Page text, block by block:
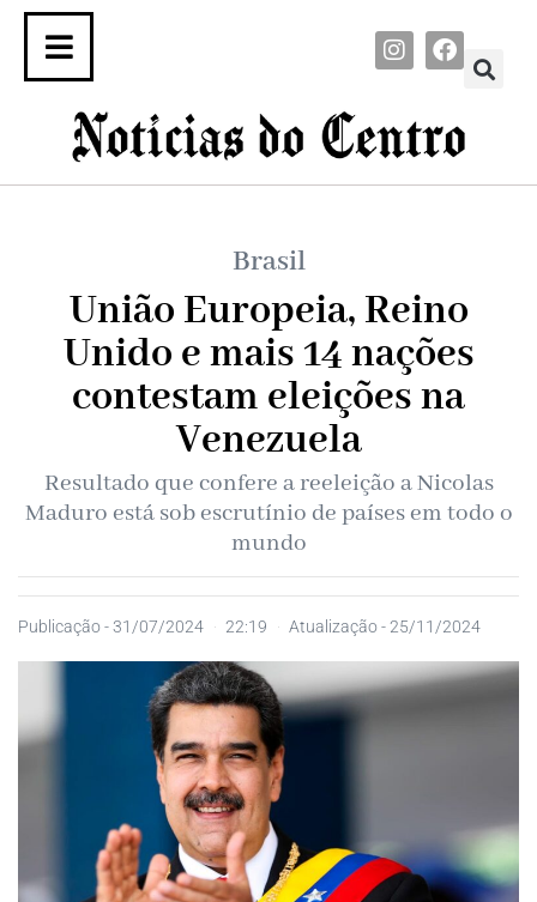
Brasil
União Europeia, Reino
Unido e mais 14 nações
contestam eleições na
Venezuela
Resultado que confere a reeleição a Nicolas
Maduro está sob escrutínio de países em todo o
mundo
Publicação -31/07/2024 22:19 Atualização - 25/11/2024